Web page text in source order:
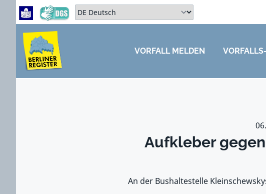
Zum Hauptbereich springen
Zum Hauptmenü springen
Sprache auswählen:
ZUM HAUPTBEREICH SPRINGEN
VORFALL MELDEN
Aufkleber
An der Bushaltestelle